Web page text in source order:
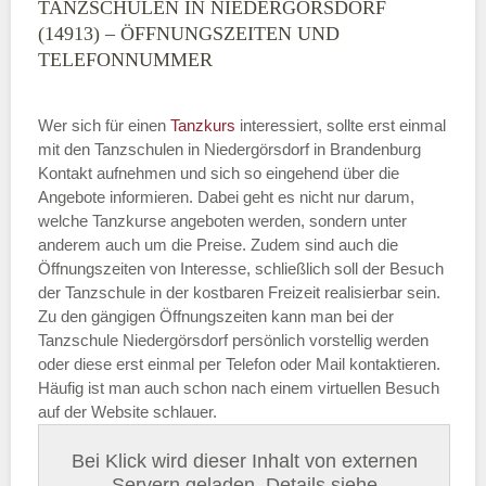
TANZSCHULEN IN NIEDERGÖRSDORF
(14913) – ÖFFNUNGSZEITEN UND
TELEFONNUMMER
Wer sich für einen Tanzkurs interessiert, sollte erst einmal
mit den Tanzschulen in Niedergörsdorf in Brandenburg
Kontakt aufnehmen und sich so eingehend über die
Angebote informieren. Dabei geht es nicht nur darum,
welche Tanzkurse angeboten werden, sondern unter
anderem auch um die Preise. Zudem sind auch die
Öffnungszeiten von Interesse, schließlich soll der Besuch
der Tanzschule in der kostbaren Freizeit realisierbar sein.
Zu den gängigen Öffnungszeiten kann man bei der
Tanzschule Niedergörsdorf persönlich vorstellig werden
oder diese erst einmal per Telefon oder Mail kontaktieren.
Häufig ist man auch schon nach einem virtuellen Besuch
auf der Website schlauer.
Bei Klick wird dieser Inhalt von externen